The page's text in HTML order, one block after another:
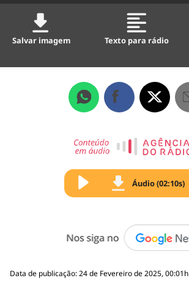
Salvar imagem Texto para rádio
Áudio (02:10s)
Data de publicação: 24 de Fevereiro de 2025, 00:01h